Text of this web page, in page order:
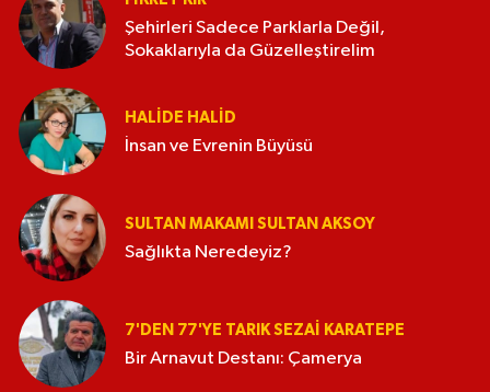
Şehirleri Sadece Parklarla Değil,
Sokaklarıyla da Güzelleştirelim
HALIDE HALID
İnsan ve Evrenin Büyüsü
SULTAN MAKAMI SULTAN AKSOY
Sağlıkta Neredeyiz?
7'DEN 77'YE TARIK SEZAI KARATEPE
Bir Arnavut Destanı: Çamerya